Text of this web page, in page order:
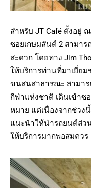
สำหรับ JT Café ตั้งอยู่
ซอยเกษมสันต์ 2 สามา
สะดวก โดยทาง Jim
ให้บริการท่านที่มาเยี่ย
ขนสนสาธารณะ สามา
กีฬาแห่งชาติ เดินเข้าซ
หมาย แต่เนื่องจากช่วง
แนะนำให้นำรถยนต์ส่ว
ให้บริการมากพอสมควร